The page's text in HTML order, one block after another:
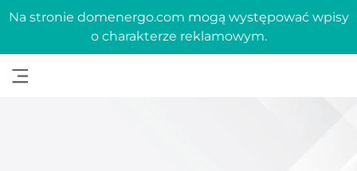
Na stronie domenergo.com mogą występować wpisy
o charakterze reklamowym.